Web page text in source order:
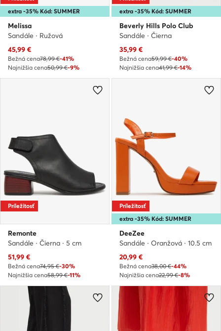
extra -35% Kód: SUMMER
Melissa
Sandále · Ružová
Aktuálna cena
45,99 €
Bežná cena78,99 €-41%
Najnižšia cena50,99 €-9%
extra -35% Kód: SUMMER
Beverly Hills Polo Club
Sandále · Čierna
Aktuálna cena
35,99 €
Bežná cena59,99 €-40%
Najnižšia cena41,99 €-14%
Príležitosť
Remonte
Sandále · Čierna · 5 cm
Aktuálna cena
51,99 €
Bežná cena74,95 €-30%
Najnižšia cena58,99 €-11%
extra -35% Kód: SUMMER
Príležitosť
DeeZee
Sandále · Oranžová · 10.5 cm
Aktuálna cena
20,99 €
Bežná cena38,00 €-44%
Najnižšia cena22,99 €-8%